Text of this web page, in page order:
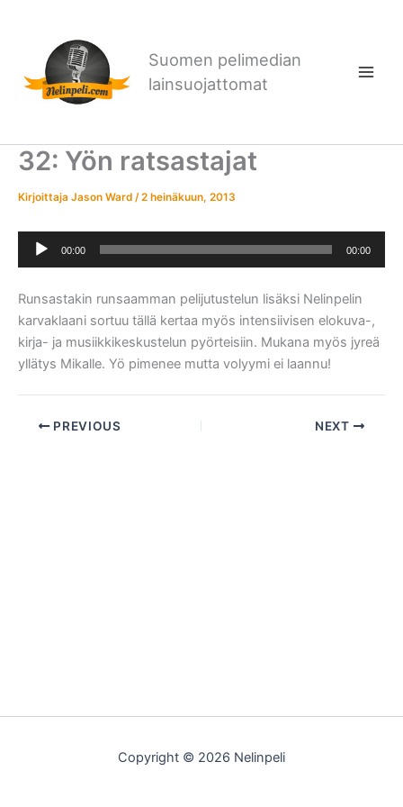
Suomen pelimedian
lainsuojattomat
32: Yön ratsastajat
Kirjoittaja Jason Ward /2 heinäkuun, 2013
Äänitoistin
00:00 00:00
Runsastakin runsaamman pelijutustelun lisäksi Nelinpelin
karvaklaani sortuu tällä kertaa myös intensiivisen elokuva-,
kirja- ja musiikkikeskustelun pyörteisiin. Mukana myös jyreä
yllätys Mikalle. Yö pimenee mutta volyymi ei laannu!
PREVIOUS NEXT
Copyright © 2026 Nelinpeli